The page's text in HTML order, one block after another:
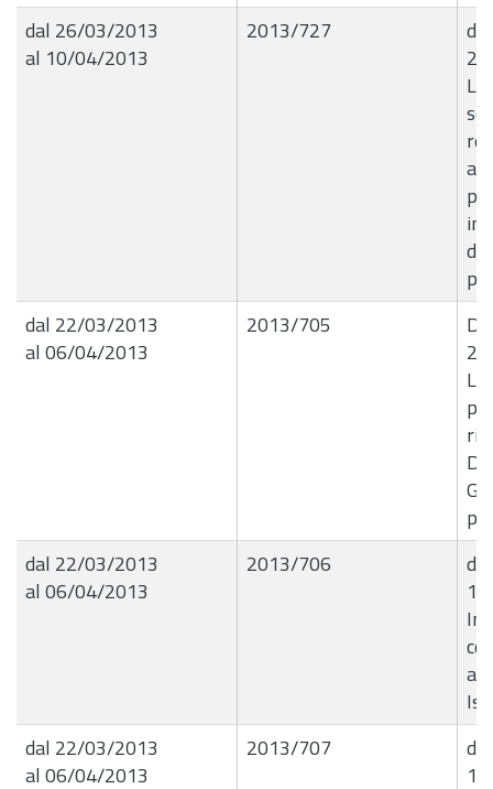
dal 26/03/2013
al 10/04/2013
2013/727
dal 22/03/2013
al 06/04/2013
2013/705
dal 22/03/2013
al 06/04/2013
2013/706
dal 22/03/2013
al 06/04/2013
2013/707